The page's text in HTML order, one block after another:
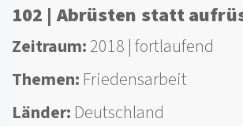
102 | Abrüsten statt
Zeitraum 2018 fortlaufend
Themen Friedensarbeit
Länder Deutschland